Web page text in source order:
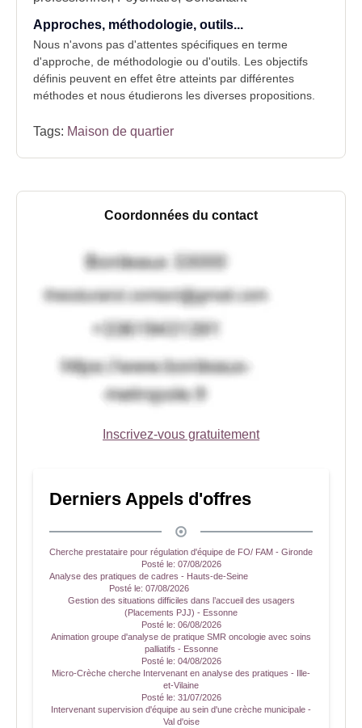
Approches, méthodologie, outils...
Nous n'avons pas d'attentes spécifiques en terme
d'approche, de méthodologie ou d'outils. Les objectifs
définis peuvent en effet être atteints par différentes
méthodes et nous étudierons les diverses propositions.
Tags: Maison de quartier
Coordonnées du contact
Inscrivez-vous gratuitement
Derniers Appels d'offres
Cherche prestataire pour régulation d'équipe de FO/ FAM - Gironde
Posté le: 07/08/2026
Analyse des pratiques de cadres - Hauts-de-Seine
Posté le: 07/08/2026
Gestion des situations difficiles dans l’accueil des usagers
(Placements PJJ) - Essonne
Posté le: 06/08/2026
Animation groupe d'analyse de pratique SMR oncologie avec soins
palliatifs - Essonne
Posté le: 04/08/2026
Micro-Crèche cherche Intervenant en analyse des pratiques - Ille-
et-Vilaine
Posté le: 31/07/2026
Intervenant supervision d'équipe au sein d'une crèche municipale -
Val d'oise